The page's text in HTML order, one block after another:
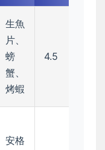
生魚
片、
螃
蟹、
烤蝦
4.5
安格